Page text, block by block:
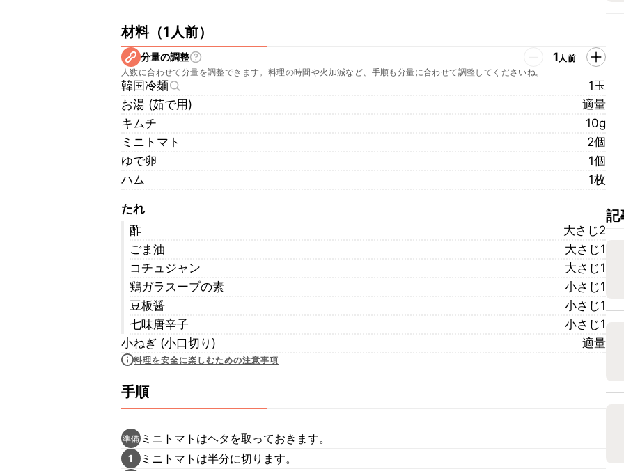
材料（1人前）
分量の調整 1人前
人数に合わせて分量を調整できます。料理の時間や火加減など、手順も分量に合わせて調整してくださいね。
韓国冷麺
1玉
お湯 (茹で用)
適量
キムチ
10g
ミニトマト
2個
ゆで卵
1個
ハム
1枚
たれ
酢
大さじ2
ごま油
大さじ1
コチュジャン
大さじ1
鶏ガラスープの素
小さじ1
豆板醤
小さじ1
七味唐辛子
小さじ1
小ねぎ (小口切り)
適量
料理を安全に楽しむための注意事項
手順
準備 ミニトマトはヘタを取っておきます。
1 ミニトマトは半分に切ります。
記